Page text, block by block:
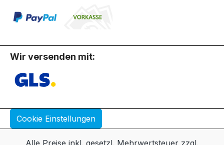
Wir versenden mit:
Cookie Einstellungen
Alle Preise inkl. gesetzl. Mehrwertsteuer zzgl.